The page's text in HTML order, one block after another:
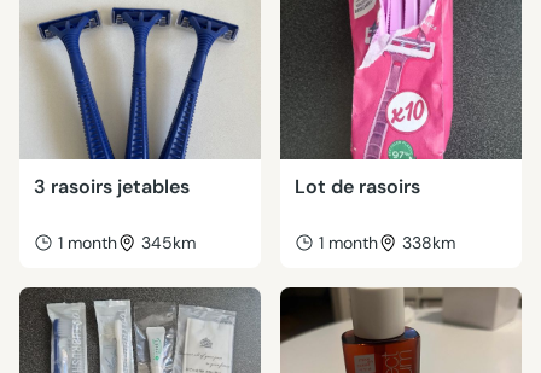
3 rasoirs jetables
1 month 345km
Lot de rasoirs
1 month 338km